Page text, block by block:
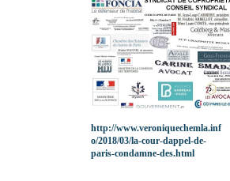
http://www.veroniquechemla.inf
o/2018/03/la-cour-dappel-de-
paris-condamne-des.html